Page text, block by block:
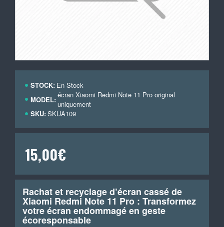
STOCK: En Stock
MODEL:écran Xiaomi Redmi Note 11 Pro original
uniquement
SKU:SKUA109
15,00€
Rachat et recyclage d’écran cassé de
Xiaomi Redmi Note 11 Pro : Transformez
votre écran endommagé en geste
écoresponsable